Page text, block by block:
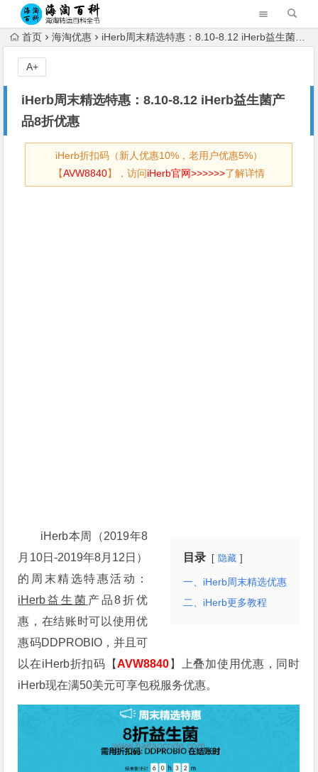
首页 海淘优惠 iHerb周末精选特惠：8.10-8.12 iHerb益生菌产品8折优惠
iHerb周末精选特惠：8.10-8.12 iHerb益生菌产
品8折优惠
iHerb折扣码（新人优惠10%，老用户优惠5%）
【AVW8840】，访问iHerb官网>>>>>>了解详情
A+
目录 隐藏
一、iHerb周末精选优惠
二、iHerb更多教程
iHerb本周（2019年8
月10日-2019年8月12日）
的周末精选特惠活动：
iHerb益生菌 产品8折优
惠，在结账时可以使用优
惠码DDPROBIO，并且可
以在iHerb折扣码【AVW8840 】上叠加使用优惠，同时
iHerb现在满50美元可享包税服务优惠。